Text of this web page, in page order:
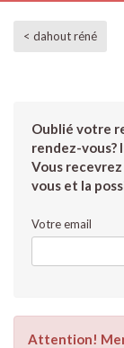
< dahout réné
Oublié votre
rendez-vous?
Vous
vous et la
Votre email
Attention!